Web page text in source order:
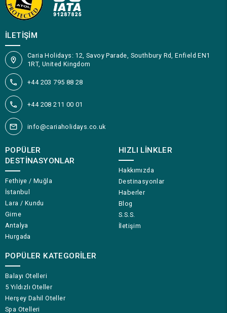
İLETIŞIM
Caria Holidays: 12, Savoy Parade, Southbury Rd, Enfield EN1
1RT, United Kingdom
+44 203 795 88 28
+44 208 211 00 01
info@cariaholidays.co.uk
POPÜLER
DESTINASYONLAR
Fethiye / Muğla
İstanbul
Lara / Kundu
Girne
Antalya
Hurgada
POPÜLER KATEGORILER
Balayı Otelleri
5 Yıldızlı Oteller
Herşey Dahil Oteller
Spa Otelleri
HIZLI LINKLER
Hakkımızda
Destinasyonlar
Haberler
Blog
S.S.S.
İletişim